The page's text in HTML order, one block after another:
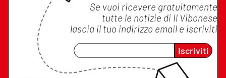
Se vuoi ricevere gratuitamente
tutte le notizie di Il Vibonese
lascia il tuo indirizzo email e iscriviti
Iscriviti